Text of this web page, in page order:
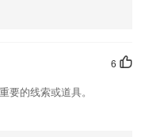
6
要的线索或道具。